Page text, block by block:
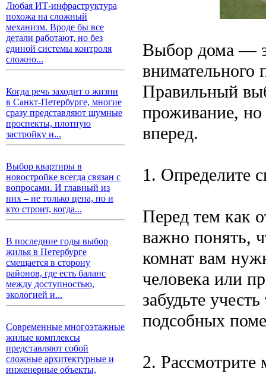
Любая ИТ-инфраструктура
похожа на сложный
механизм. Вроде бы все
детали работают, но без
единой системы контроля
сложно...
Когда речь заходит о жизни
в Санкт-Петербурге, многие
сразу представляют шумные
проспекты, плотную
застройку и...
Выбор квартиры в
новостройке всегда связан с
вопросами. И главный из
них – не только цена, но и
кто строит, когда...
В последние годы выбор
жилья в Петербурге
смещается в сторону
районов, где есть баланс
между доступностью,
экологией и...
Современные многоэтажные
жилые комплексы
представляют собой
сложные архитектурные и
инженерные объекты,
Выбор дома —
внимательного
Правильный
проживание,
вперед.
1. Определите
Перед тем как
важно понять,
комнат вам
человека или
забудьте
подсобных
2. Рассмотрите